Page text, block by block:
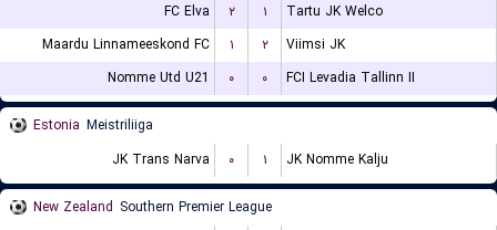
FC Elva
۲ ۱
Tartu JK Welco
Maardu Linnameeskond FC
۱ ۲
Viimsi JK
Nomme Utd U21
۰ ۰ FCI Levadia Tallinn II
Estonia Meistriliiga
JK Trans Narva
۰ ۱ JK Nomme Kalju
New Zealand Southern Premier League